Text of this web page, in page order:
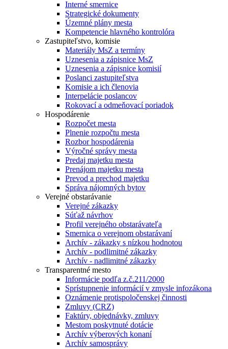
Interné smernice
Strategické dokumenty
Územné plány mesta
Kompetencie hlavného kontrolóra
Zastupiteľstvo, komisie
Materiály MsZ a termíny
Uznesenia a zápisnice MsZ
Uznesenia a zápisnice komisií
Poslanci zastupiteľstva
Komisie a ich členovia
Interpelácie poslancov
Rokovací a odmeňovací poriadok
Hospodárenie
Rozpočet mesta
Plnenie rozpočtu mesta
Rozbor hospodárenia
Výročné správy mesta
Predaj majetku mesta
Prenájom majetku mesta
Prevod a prechod majetku
Správa nájomných bytov
Verejné obstarávanie
Verejné zákazky
Súťaž návrhov
Profil verejného obstarávateľa
Smernica o verejnom obstarávaní
Archív - zákazky s nízkou hodnotou
Archív - podlimitné zákazky
Archív - nadlimitné zákazky
Transparentné mesto
Informácie podľa z.č.211/2000
Sprístupnenie informácií v zmysle infozákona
Oznámenie protispoločenskej činnosti
Zmluvy (CRZ)
Faktúry, objednávky, zmluvy
Mestom poskytnuté dotácie
Archív výberových konaní
Archív samosprávy